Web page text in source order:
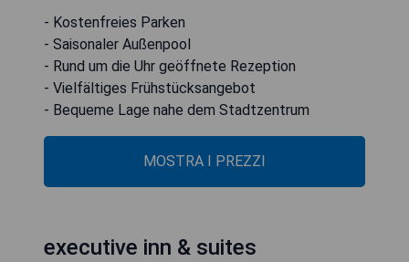
- Kostenfreies Parken
- Saisonaler Außenpool
- Rund um die Uhr geöffnete Rezeption
- Vielfältiges Frühstücksangebot
- Bequeme Lage nahe dem Stadtzentrum
MOSTRA I PREZZI
executive inn & suites